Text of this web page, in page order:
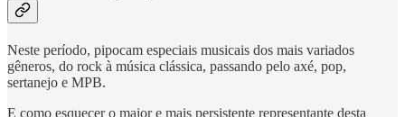
Neste período, pipocam especiais musicais dos mais variados
gêneros, do rock à música clássica, passando pelo axé, pop,
sertanejo e MPB.
E como esquecer o maior e mais persistente representante desta